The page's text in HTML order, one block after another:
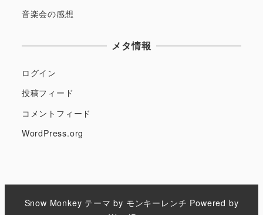
音楽会の感想
メタ情報
ログイン
投稿フィード
コメントフィード
WordPress.org
Snow Monkey テーマ by モンキーレンチ Powered by